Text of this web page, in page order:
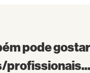
pode
profissionais...